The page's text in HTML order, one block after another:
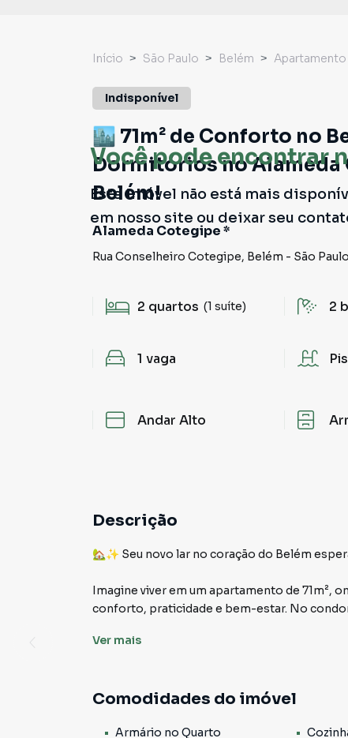
Você pode encontrar
Este imóvel não está mais
em nosso site ou deixar seu
Início São Paulo Belém Apartamento
Indisponível
🏙️ 71m² de Conforto no
Dormitórios no Alameda
Belém!
Alameda Cotegipe *
Rua Conselheiro Cotegipe, Belém - São Paulo
2 quartos (1 suíte) 2
1 vaga
Andar Alto
Descrição
🏡✨ Seu novo lar no coração do Belém
Imagine viver em um apartamento de 71m²,
conforto, praticidade e bem-estar. No
📐 Ambientes internos
Ver mais
Comodidades do imóvel
Armário no Quarto